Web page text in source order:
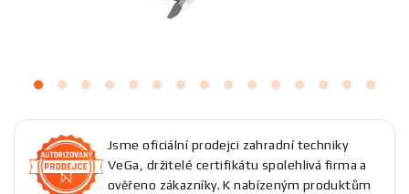
Jsme oficiální prodejci zahradní techniky
VeGa, držitelé certifikátu spolehlivá firma a
ověřeno zákazníky. K nabízeným produktům